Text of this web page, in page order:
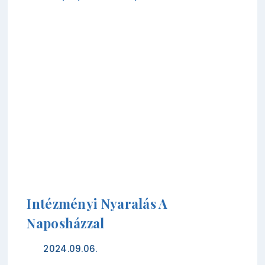
Intézményi Nyaralás A
Naposházzal
2024.09.06.